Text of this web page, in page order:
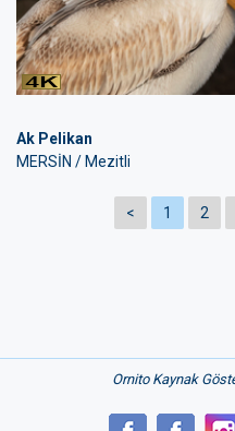
Ak Pelikan
MERSİN / Mezitli
< 1 2
Ornito Kaynak